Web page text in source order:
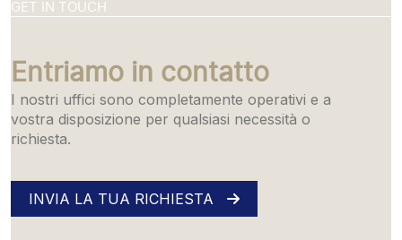
GET IN TOUCH
Entriamo in contatto
I nostri uffici sono completamente operativi e a
vostra disposizione per qualsiasi necessità o
richiesta.
INVIA LA TUA RICHIESTA